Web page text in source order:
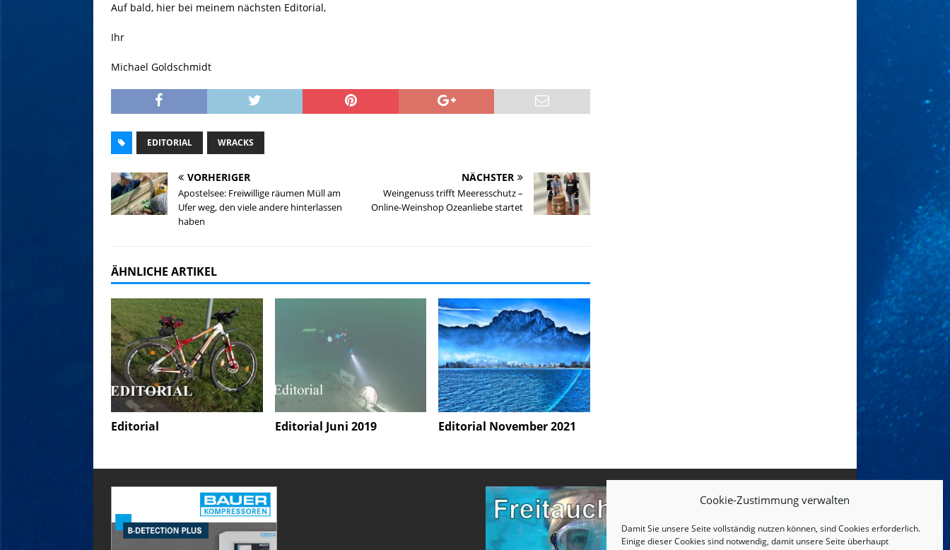
Cookie-Zustimmung verwalten
Damit Sie unsere Seite vollständig nutzen können, sind Cookies erforderlich.
Einige dieser Cookies sind notwendig, damit unsere Seite überhaupt
Auf bald, hier bei meinem nächsten Editorial,
Ihr
Michael Goldschmidt
EDITORIAL WRACKS
VORHERIGER
Apostelsee: Freiwillige räumen Müll am
Ufer weg, den viele andere hinterlassen
haben
NÄCHSTER
Weingenuss trifft Meeresschutz –
Online-Weinshop Ozeanliebe startet
ÄHNLICHE ARTIKEL
Editorial Editorial Juni 2019 Editorial November 2021